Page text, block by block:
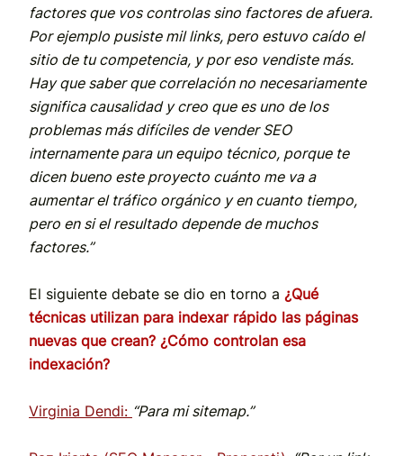
factores que vos controlas sino factores de afuera.
Por ejemplo pusiste mil links, pero estuvo caído el
sitio de tu competencia, y por eso vendiste más.
Hay que saber que correlación no necesariamente
significa causalidad y creo que es uno de los
problemas más difíciles de vender SEO
internamente para un equipo técnico, porque te
dicen bueno este proyecto cuánto me va a
aumentar el tráfico orgánico y en cuanto tiempo,
pero en si el resultado depende de muchos
factores.”
El siguiente debate se dio en torno a ¿Qué
técnicas utilizan para indexar rápido las páginas
nuevas que crean? ¿Cómo controlan esa
indexación?
Virginia Dendi: “Para mi sitemap.”